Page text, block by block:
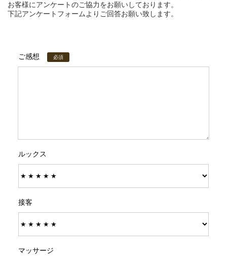
お客様にアンケートのご協力をお願いしております。
下記アンケートフォームよりご回答お願い致します。
ご感想 必須
ルックス
接客
マッサージ